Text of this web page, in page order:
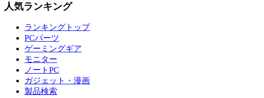
人気ランキング
ランキングトップ
PCパーツ
ゲーミングギア
モニター
ノートPC
ガジェット・漫画
製品検索